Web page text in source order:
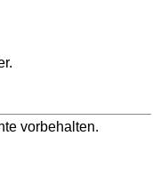
vorbehalten.